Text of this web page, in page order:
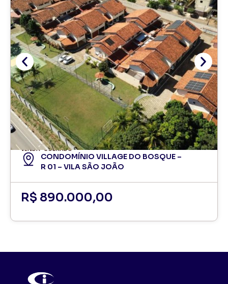
VENDA SOBRADO
CONDOMÍNIO VILLAGE DO BOSQUE –
R 01 – VILA SÃO JOÃO
R$ 890.000,00